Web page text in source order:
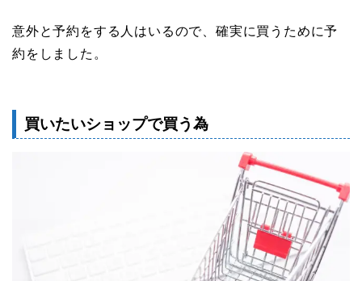
意外と予約をする人はいるので、確実に買うために予
約をしました。
買いたいショップで買う為